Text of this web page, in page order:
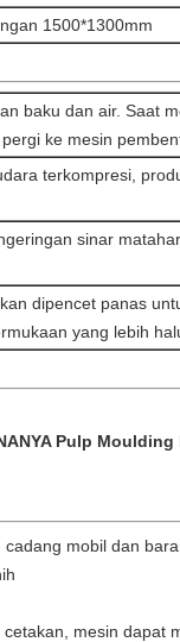
1500*1300mm
baku dan air. Saat
ke mesin
terkompresi,
sinar
dipencet panas
yang lebih
Pulp
mobil dan
mesin dapat